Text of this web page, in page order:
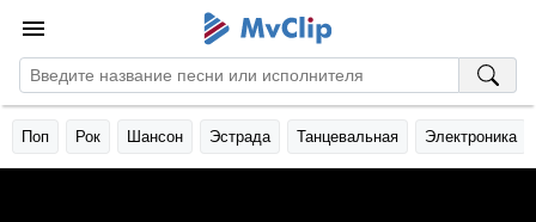
Поп Рок Шансон Эстрада Танцевальная Электроника